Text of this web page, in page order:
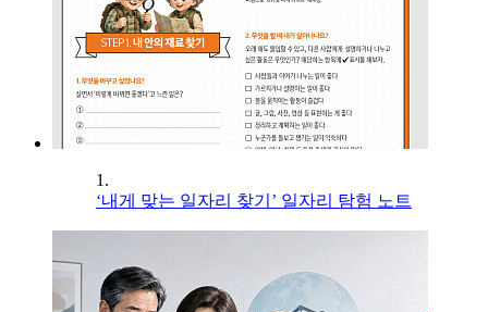
1.
‘내게 맞는 일자리 찾기’ 일자리 탐험 노트